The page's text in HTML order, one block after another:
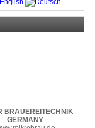
GERMANY
www.mikrobrau.de